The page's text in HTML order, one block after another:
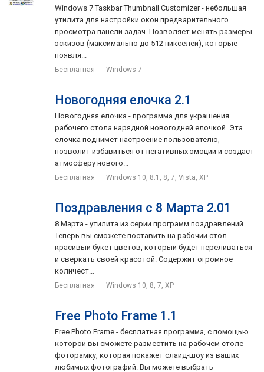
Windows 7 Taskbar Thumbnail Customizer - небольшая
утилита для настройки окон предварительного
просмотра панели задач. Позволяет менять размеры
эскизов (максимально до 512 пикселей), которые
появля...
Бесплатная Windows 7
Новогодняя елочка 2.1
Новогодняя елочка - программа для украшения
рабочего стола нарядной новогодней елочкой. Эта
елочка поднимет настроение пользователю,
позволит избавиться от негативных эмоций и создаст
атмосферу нового...
Бесплатная Windows 10, 8.1, 8, 7, Vista, XP
Поздравления с 8 Марта 2.01
8 Марта - утилита из серии программ поздравлений.
Теперь вы сможете поставить на рабочий стол
красивый букет цветов, который будет переливаться
и сверкать своей красотой. Содержит огромное
количест...
Бесплатная Windows 10, 8, 7, XP
Free Photo Frame 1.1
Free Photo Frame - бесплатная программа, с помощью
которой вы сможете разместить на рабочем столе
фоторамку, которая покажет слайд-шоу из ваших
любимых фотографий. Вы можете выбрать